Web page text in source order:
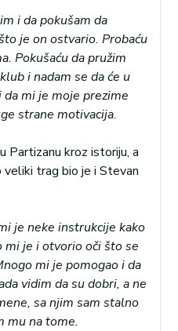
i da pokušam da
je on ostvario. Probaću
Pokušaću da pružim
i nadam se da će u
mi je moje prezime
strane motivacija.
Partizanu kroz istoriju, a
veliki trag bio je i Stevan
je neke instrukcije kako
mi je i otvorio oči što se
mi je pomogao i da
vidim da su dobri, a ne
sa njim sam stalno
mu na tome.